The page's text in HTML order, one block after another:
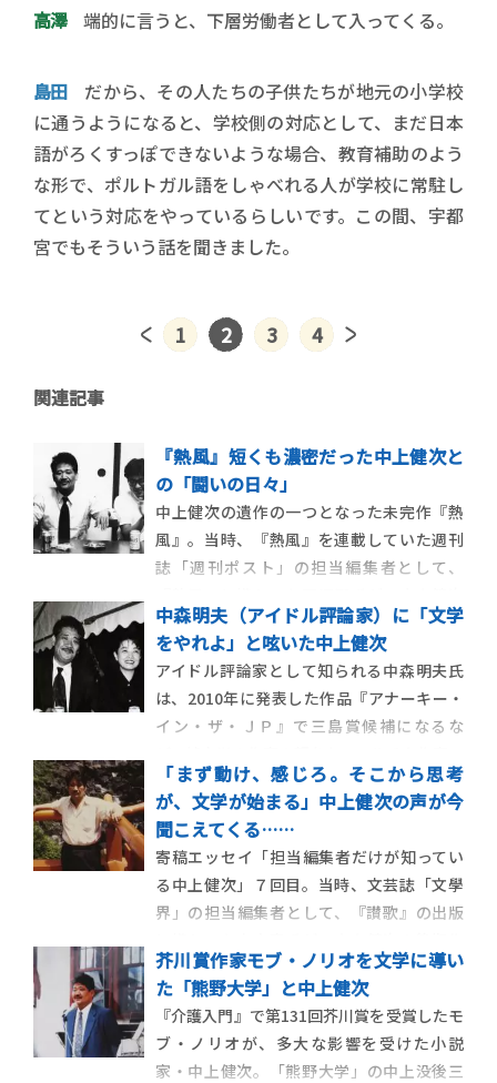
高澤端的に言うと、下層労働者として入ってくる。
島田だから、その人たちの子供たちが地元の小学校
に通うようになると、学校側の対応として、まだ日本
語がろくすっぽできないような場合、教育補助のよう
な形で、ポルトガル語をしゃべれる人が学校に常駐し
てという対応をやっているらしいです。この間、宇都
宮でもそういう話を聞きました。
1 2 3 4
関連記事
『熱風』短くも濃密だった中上健次と
の「闘いの日々」
中上健次の遺作の一つとなった未完作『熱
風』。当時、『熱風』を連載していた週刊
誌「週刊ポスト」の担当編集者として、
との思い出を熱く語ります。 中上健次は、
病に倒れ46歳の若さで夭折してしまいます
が、晩年に雑誌連載していた作品のうち絶
筆のまま完結をみなかった4作品あ […]
中森明夫（アイドル評論家）に「文学
をやれよ」と呟いた中上健次
アイドル評論家として知られる中森明夫氏
は、2010年に発表した作品『アナーキー・
イン・ザ・ＪＰ』で三島賞候補になるな
そんな氏に「文学をやれよ」と32年前に奨
めたのが、中上健次でした。ここでしか読
めない、2人の貴重なエピソードをご紹介し
ます。 アイドル評論家とし […]
「まず動け、感じろ。そこから思考
が、文学が始まる」中上健次の声が今
聞こえてくる……
寄稿エッセイ「担当編集者だけが知ってい
る中上健次」７回目。当時、文芸誌「文學
界」の担当編集者として、『讃歌』の出版
品『十九歳のジェイコブ』『野性の火炎
樹』、そして『讃歌』について熱く語りま
す。 あの中上文学が、丸ごと電子で読める
と大好評の『中上健次電子全集』。 […]
芥川賞作家モブ・ノリオを文学に導い
た「熊野大学」と中上健次
『介護入門』で第131回芥川賞を受賞したモ
ブ・ノリオが、多大な影響を受けた小説
家・中上健次。「熊野大学」の中上没後三